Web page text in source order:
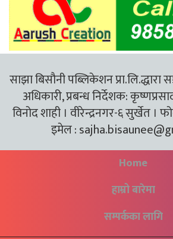
साझा बिसौनी पब्लिकेशन प्रा.लि.द्धारा
अधिकारी, प्रबन्ध निर्देशक:
विनोद शाही । वीरेन्द्रनगर-६ सुर्खेत ।
इमेल :
Home
हाम्रो बारेमा
सम्पर्कका लागि